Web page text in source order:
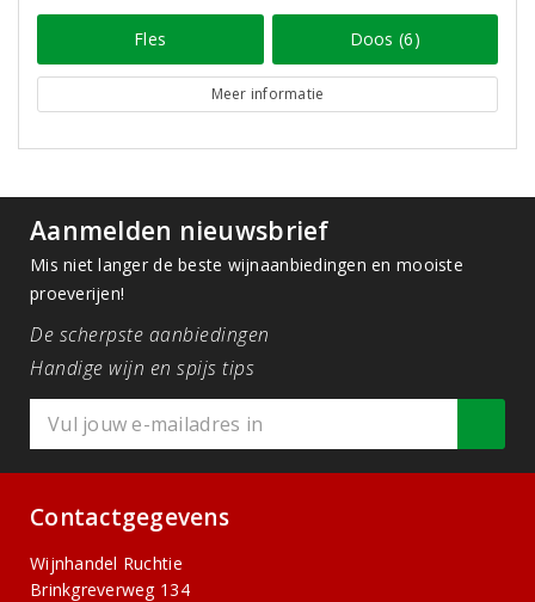
Fles Doos (6)
Meer informatie
Aanmelden nieuwsbrief
Mis niet langer de beste wijnaanbiedingen en mooiste
proeverijen!
De scherpste aanbiedingen
Handige wijn en spijs tips
Contactgegevens
Wijnhandel Ruchtie
Brinkgreverweg 134